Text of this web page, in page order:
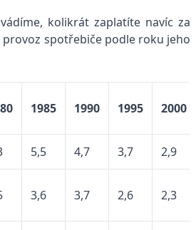
kolikrát zaplatíte navíc za
spotřebiče podle roku jeho
1985 1990 1995 2000
5,5 4,7 3,7 2,9
3,6 3,7 2,6 2,3